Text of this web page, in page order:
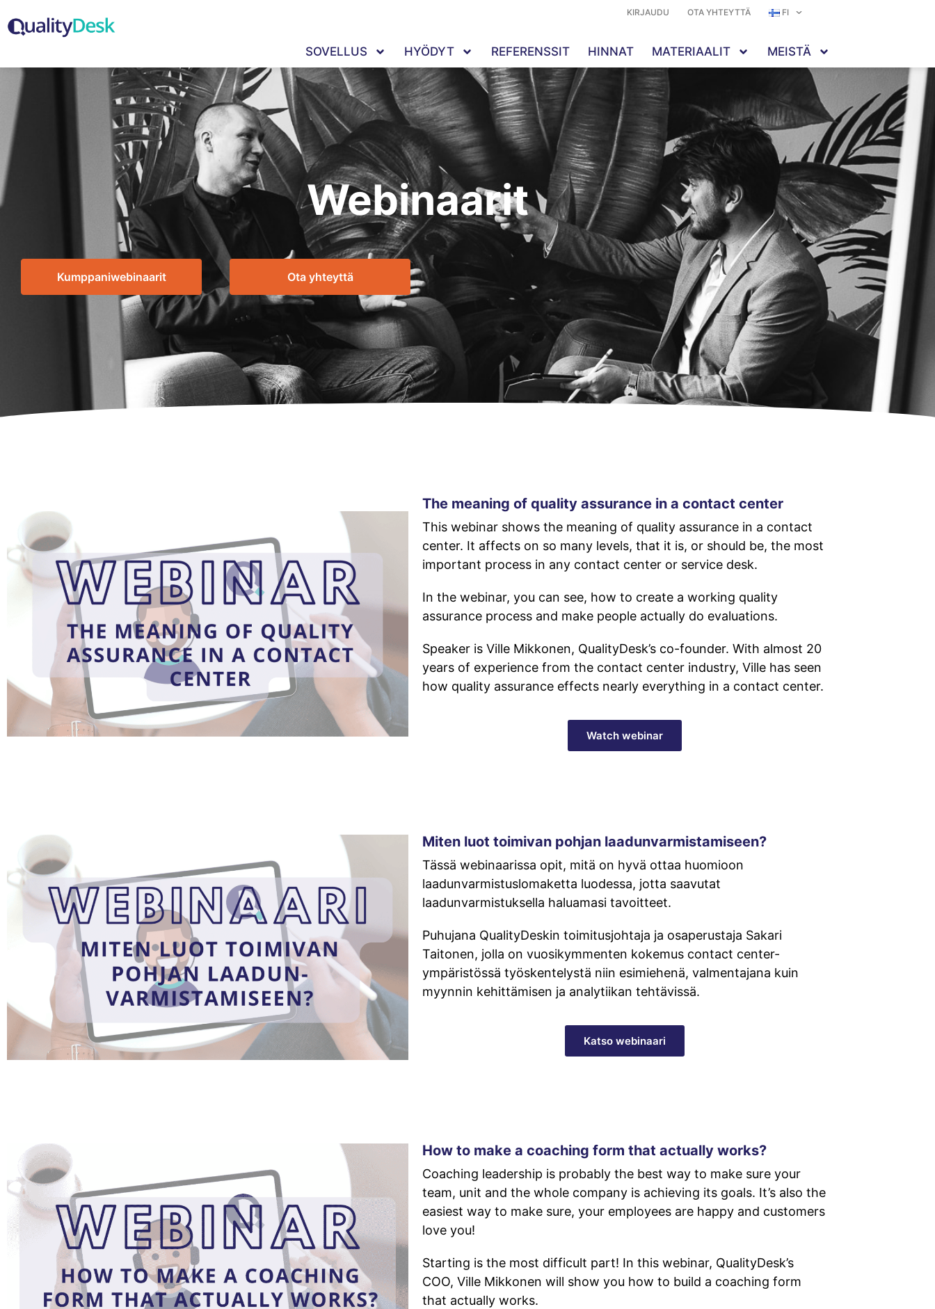
KIRJAUDU OTA YHTEYTTÄ FI
SOVELLUS HYÖDYT REFERENSSIT HINNAT MATERIAALIT MEISTÄ
Webinaarit
Kumppaniwebinaarit Ota yhteyttä
The meaning of quality assurance in a contact center
This webinar shows the meaning of quality assurance in a contact
center. It affects on so many levels, that it is, or should be, the most
important process in any contact center or service desk.
In the webinar, you can see, how to create a working quality
assurance process and make people actually do evaluations.
Speaker is Ville Mikkonen, QualityDesk’s co-founder. With almost 20
years of experience from the contact center industry, Ville has seen
how quality assurance effects nearly everything in a contact center.
Watch webinar
Miten luot toimivan pohjan laadunvarmistamiseen?
Tässä webinaarissa opit, mitä on hyvä ottaa huomioon
laadunvarmistuslomaketta luodessa, jotta saavutat
laadunvarmistuksella haluamasi tavoitteet.
Puhujana QualityDeskin toimitusjohtaja ja osaperustaja Sakari
Taitonen, jolla on vuosikymmenten kokemus contact center-
ympäristössä työskentelystä niin esimiehenä, valmentajana kuin
myynnin kehittämisen ja analytiikan tehtävissä.
Katso webinaari
How to make a coaching form that actually works?
Coaching leadership is probably the best way to make sure your
team, unit and the whole company is achieving its goals. It’s also the
easiest way to make sure, your employees are happy and customers
love you!
Starting is the most difficult part! In this webinar, QualityDesk’s
COO, Ville Mikkonen will show you how to build a coaching form
that actually works.